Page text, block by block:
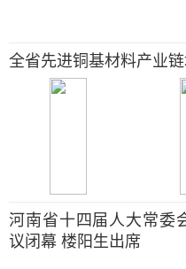
全省先进铜基材料产业
河南省十四届人大常委
议闭幕 楼阳生出席